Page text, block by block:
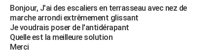
Essais
Réserver un essai
Citadines
Berlines
SUV
Forum auto
+HIGH-TECH
Mobiles
Meilleur smartphone
Internet
Ordinateurs
Jeux vidéo
Guide high-tech
+BRICOLAGE
Forum
Aménagement intérieur
Extérieur
Cuisine
Salle de bains
Jardinage
Rangement
Bonjour, J'ai des escaliers en terrasseau avec nez de
marche arrondi extrêmement glissant
Je voudrais poser de l'antidérapant
Quelle est la meilleure solution
Merci